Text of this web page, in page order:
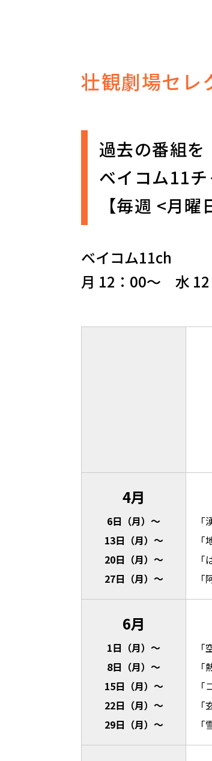
壮観劇場セレ
過去の番組を
ベイコム11
【毎週 <月曜
ベイコム11ch
月 12：00～ 水
4月
6日（月）～
13日（月）～
20日（月）～
27日（月）～
6月
1日（月）～
8日（月）～
15日（月）～
22日（月）～
29日（月）～